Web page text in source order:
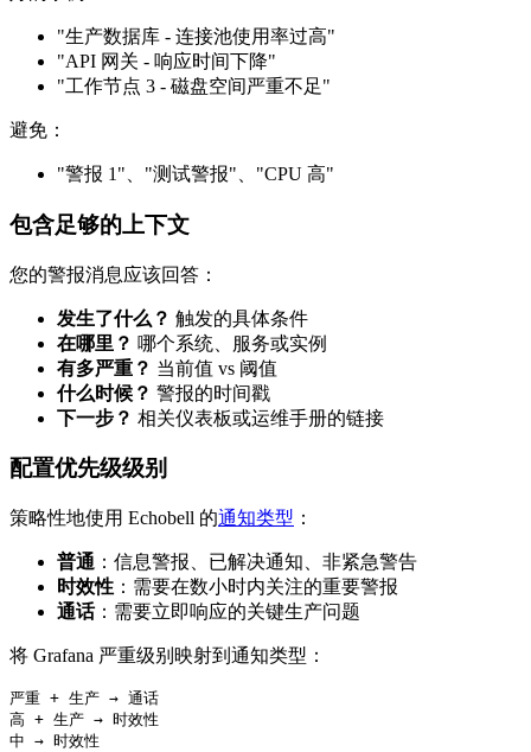
"生产数据库 - 连接池使用率过高"
"API 网关 - 响应时间下降"
"工作节点 3 - 磁盘空间严重不足"
避免：
"警报 1"、"测试警报"、"CPU 高"
包含足够的上下文
您的警报消息应该回答：
发生了什么？ 触发的具体条件
在哪里？ 哪个系统、服务或实例
有多严重？ 当前值 vs 阈值
什么时候？ 警报的时间戳
下一步？ 相关仪表板或运维手册的链接
配置优先级级别
策略性地使用 Echobell 的通知类型 ：
普通 ：信息警报、已解决通知、非紧急警告
时效性 ：需要在数小时内关注的重要警报
通话：需要立即响应的关键生产问题
将 Grafana 严重级别映射到通知类型：
严重 + 生产 → 通话
高 + 生产 → 时效性
中 → 时效性